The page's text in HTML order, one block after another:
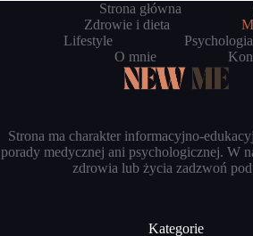
Strona główna
Zdrowie i dieta
Lifestyle
O mnie
Strona ma charakter informacyjno-
porady medycznej ani psychologicznej. W
zdrowia lub życia zadzwoń
Kategorie